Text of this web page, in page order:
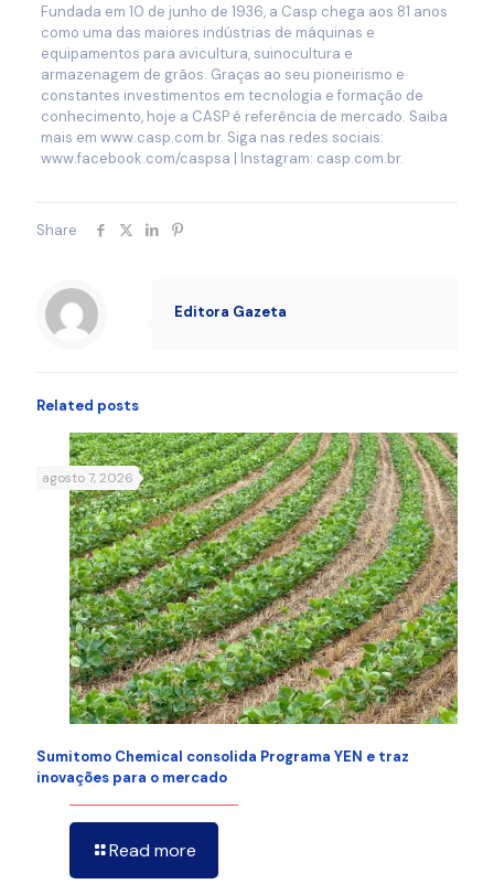
Fundada em 10 de junho de 1936, a Casp chega aos 81 anos
como uma das maiores indústrias de máquinas e
equipamentos para avicultura, suinocultura e
armazenagem de grãos. Graças ao seu pioneirismo e
constantes investimentos em tecnologia e formação de
conhecimento, hoje a CASP é referência de mercado. Saiba
mais em www.casp.com.br. Siga nas redes sociais:
www.facebook.com/caspsa | Instagram: casp.com.br.
Share
Editora Gazeta
Related posts
agosto 7, 2026
Sumitomo Chemical consolida Programa YEN e traz
inovações para o mercado
Read more